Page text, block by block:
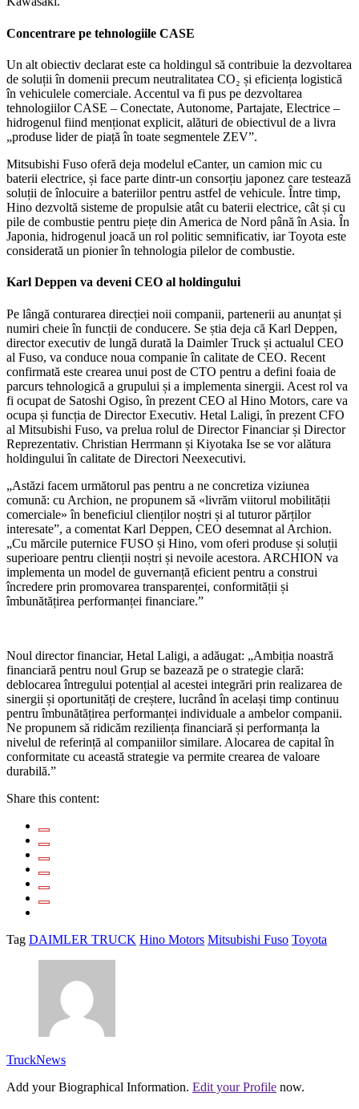
Concentrare pe tehnologiile CASE
Un alt obiectiv declarat este ca holdingul să contribuie la dezvoltarea
de soluții în domenii precum neutralitatea CO₂ și eficiența logistică
în vehiculele comerciale. Accentul va fi pus pe dezvoltarea
tehnologiilor CASE – Conectate, Autonome, Partajate, Electrice –
hidrogenul fiind menționat explicit, alături de obiectivul de a livra
„produse lider de piață în toate segmentele ZEV”.
Mitsubishi Fuso oferă deja modelul eCanter, un camion mic cu
baterii electrice, și face parte dintr-un consorțiu japonez care testează
soluții de înlocuire a bateriilor pentru astfel de vehicule. Între timp,
Hino dezvoltă sisteme de propulsie atât cu baterii electrice, cât și cu
pile de combustie pentru piețe din America de Nord până în Asia. În
Japonia, hidrogenul joacă un rol politic semnificativ, iar Toyota este
considerată un pionier în tehnologia pilelor de combustie.
Karl Deppen va deveni CEO al holdingului
Pe lângă conturarea direcției noii companii, partenerii au anunțat și
numiri cheie în funcții de conducere. Se știa deja că Karl Deppen,
director executiv de lungă durată la Daimler Truck și actualul CEO
al Fuso, va conduce noua companie în calitate de CEO. Recent
confirmată este crearea unui post de CTO pentru a defini foaia de
parcurs tehnologică a grupului și a implementa sinergii. Acest rol va
fi ocupat de Satoshi Ogiso, în prezent CEO al Hino Motors, care va
ocupa și funcția de Director Executiv. Hetal Laligi, în prezent CFO
al Mitsubishi Fuso, va prelua rolul de Director Financiar și Director
Reprezentativ. Christian Herrmann și Kiyotaka Ise se vor alătura
holdingului în calitate de Directori Neexecutivi.
„Astăzi facem următorul pas pentru a ne concretiza viziunea
comună: cu Archion, ne propunem să «livrăm viitorul mobilității
comerciale» în beneficiul clienților noștri și al tuturor părților
interesate”, a comentat Karl Deppen, CEO desemnat al Archion.
„Cu mărcile puternice FUSO și Hino, vom oferi produse și soluții
superioare pentru clienții noștri și nevoile acestora. ARCHION va
implementa un model de guvernanță eficient pentru a construi
încredere prin promovarea transparenței, conformității și
îmbunătățirea performanței financiare.”
Noul director financiar, Hetal Laligi, a adăugat: „Ambiția noastră
financiară pentru noul Grup se bazează pe o strategie clară:
deblocarea întregului potențial al acestei integrări prin realizarea de
sinergii și oportunități de creștere, lucrând în același timp continuu
pentru îmbunătățirea performanței individuale a ambelor companii.
Ne propunem să ridicăm reziliența financiară și performanța la
nivelul de referință al companiilor similare. Alocarea de capital în
conformitate cu această strategie va permite crearea de valoare
durabilă.”
Share this content:
Tag DAIMLER TRUCK Hino Motors Mitsubishi Fuso Toyota
TruckNews
Add your Biographical Information. Edit your Profile now.